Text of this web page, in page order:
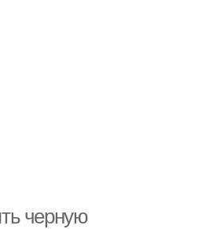
черную